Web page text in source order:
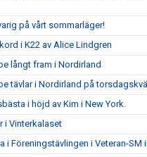
på vårt sommarläger!
i K22 av Alice Lindgren
långt fram i Nordirland
tävlar i Nordirland på
i höjd av Kim i New York.
i Vinterkalaset
i Föreningstävlingen i Veteran-SM